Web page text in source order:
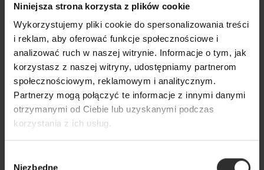
Niniejsza strona korzysta z plików cookie
Wykorzystujemy pliki cookie do spersonalizowania treści
i reklam, aby oferować funkcje społecznościowe i
analizować ruch w naszej witrynie. Informacje o tym, jak
korzystasz z naszej witryny, udostępniamy partnerom
społecznościowym, reklamowym i analitycznym.
Partnerzy mogą połączyć te informacje z innymi danymi
otrzymanymi od Ciebie lub uzyskanymi podczas
korzystania z ich usług.
Niezbędne
Czarne wiskozowo-lniane
Ogrodniczki na lato z
kieszeniami Black Len
349,00 zł
Spodnie Shorty
czarnym z
Black&Len
229,00 zł
Popularne produkty